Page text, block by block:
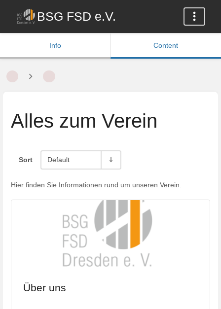
BSG FSD e.V.
Info Content
Alles zum Verein
Sort Default
Hier finden Sie Informationen rund um unseren Verein.
Über uns